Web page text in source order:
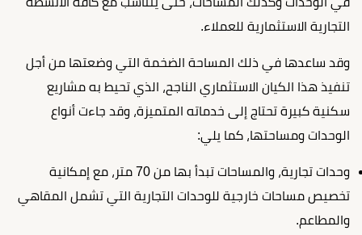
التجارية الاستثمارية للعملاء.
وقد ساعدها في ذلك المساحة الضخمة التي وضعتها من أجل
تنفيذ هذا الكيان الاستثماري الناجح، الذي تحيط به مشاريع
سكنية كبيرة تحتاج إلى خدماته المتميزة، وقد جاءت أنواع
الوحدات ومساحتها، كما يلي:
وحدات تجارية، والمساحات تبدأ بها من 70 متر، مع إمكانية
تخصيص مساحات خارجية للوحدات التجارية التي تشمل المقاهي
والمطاعم.